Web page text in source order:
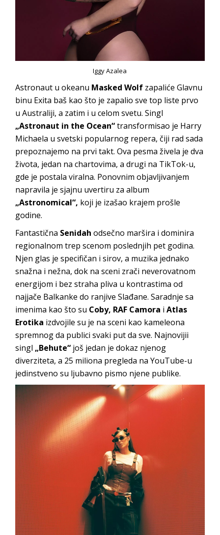
Iggy Azalea
Astronaut u okeanu Masked Wolf zapaliće Glavnu
binu Exita baš kao što je zapalio sve top liste prvo
u Australiji, a zatim i u celom svetu. Singl
„Astronaut in the Ocean“transformisao je Harry
Michaela u svetski popularnog repera, čiji rad sada
prepoznajemo na prvi takt. Ova pesma živela je dva
života, jedan na chartovima, a drugi na TikTok-u,
gde je postala viralna. Ponovnim objavljivanjem
napravila je sjajnu uvertiru za album
„Astronomical“, koji je izašao krajem prošle
godine.
Fantastična Senidahodsečno maršira i dominira
regionalnom trep scenom poslednjih pet godina.
Njen glas je specifičan i sirov, a muzika jednako
snažna i nežna, dok na sceni zrači neverovatnom
energijom i bez straha pliva u kontrastima od
najjače Balkanke do ranjive Slađane. Saradnje sa
imenima kao što su Coby, RAF Camora iAtlas
Erotika izdvojile su je na sceni kao kameleona
spremnog da publici svaki put da sve. Najnovijii
singl „Behute“ još jedan je dokaz njenog
diverziteta, a 25 miliona pregleda na YouTube-u
jedinstveno su ljubavno pismo njene publike.